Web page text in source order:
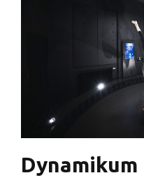
Dynamikum